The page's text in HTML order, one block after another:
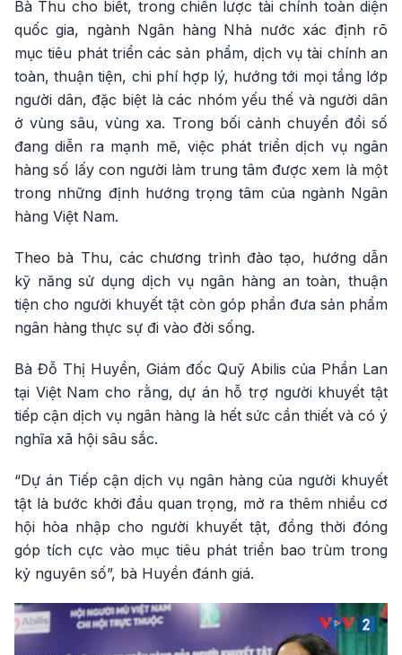
Bà Thu cho biết, trong chiến lược tài chính toàn diện
quốc gia, ngành Ngân hàng Nhà nước xác định rõ
mục tiêu phát triển các sản phẩm, dịch vụ tài chính an
toàn, thuận tiện, chi phí hợp lý, hướng tới mọi tầng lớp
người dân, đặc biệt là các nhóm yếu thế và người dân
ở vùng sâu, vùng xa. Trong bối cảnh chuyển đổi số
đang diễn ra mạnh mẽ, việc phát triển dịch vụ ngân
hàng số lấy con người làm trung tâm được xem là một
trong những định hướng trọng tâm của ngành Ngân
hàng Việt Nam.
Theo bà Thu, các chương trình đào tạo, hướng dẫn
kỹ năng sử dụng dịch vụ ngân hàng an toàn, thuận
tiện cho người khuyết tật còn góp phần đưa sản phẩm
ngân hàng thực sự đi vào đời sống.
Bà Đỗ Thị Huyền, Giám đốc Quỹ Abilis của Phần Lan
tại Việt Nam cho rằng, dự án hỗ trợ người khuyết tật
tiếp cận dịch vụ ngân hàng là hết sức cần thiết và có ý
nghĩa xã hội sâu sắc.
“Dự án Tiếp cận dịch vụ ngân hàng của người khuyết
tật là bước khởi đầu quan trọng, mở ra thêm nhiều cơ
hội hòa nhập cho người khuyết tật, đồng thời đóng
góp tích cực vào mục tiêu phát triển bao trùm trong
kỷ nguyên số”, bà Huyền đánh giá.